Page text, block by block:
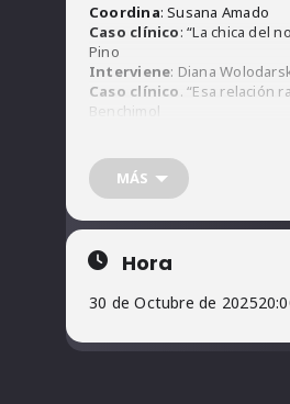
Coordina: Susana Amado
Caso clínico: “La chica del
Pino
Interviene: Diana
Caso clínico. “Esa relación
Benchimol
Modalidad Presencial
MÁS
Hora
30 de Octubre de 2025